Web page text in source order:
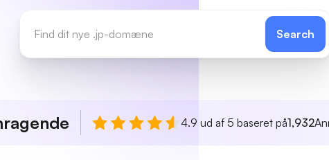
Search
4.9 ud af 5 baseret på1,932